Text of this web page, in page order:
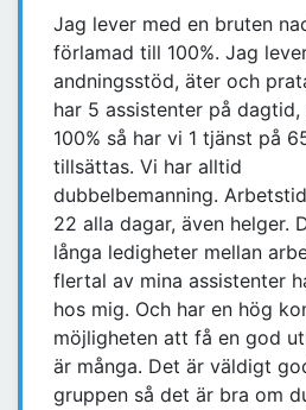
Jag lever med en bruten
förlamad till 100%. Jag
andningsstöd, äter och
har 5 assistenter på
100% så har vi 1 tjänst på
tillsättas. Vi har alltid
dubbelbemanning.
22 alla dagar, även helger.
långa ledigheter mellan
flertal av mina assistenter
hos mig. Och har en hög
möjligheten att få en god
är många. Det är väldigt
gruppen så det är bra om